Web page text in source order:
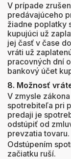
V prípade
predávajúceho
žiadne poplatky
kupujúci už
jej časť v čase
vráti už
pracovných dní
bankový účet
8. Možnosť
V zmysle
spotrebiteľa pri
predaji je
odstúpiť od
prevzatia tovaru.
Odstúpením
začiatku ruší.